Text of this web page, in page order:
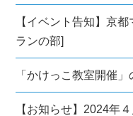
【イベント告知】京
ランの部]
「かけっこ教室開催」
【お知らせ】2024年